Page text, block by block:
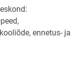
ennetus- ja